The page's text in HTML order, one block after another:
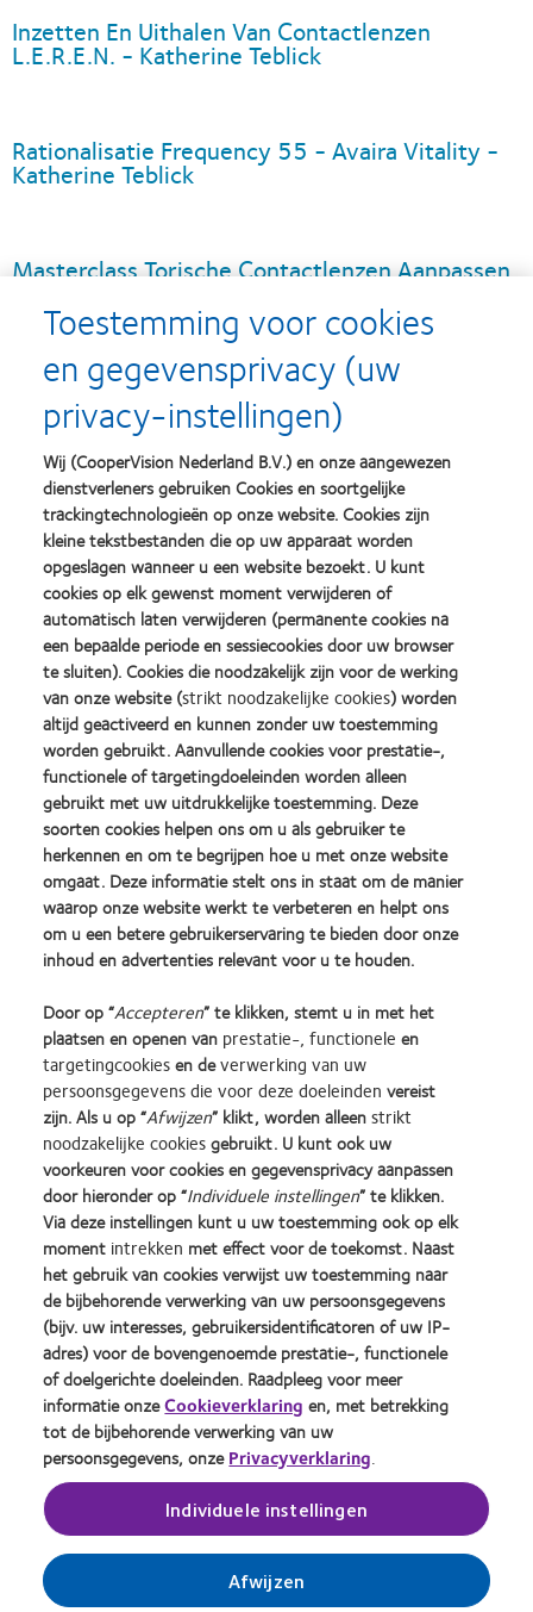
Inzetten En Uithalen Van Contactlenzen
L.E.R.E.N. - Katherine Teblick
Rationalisatie Frequency 55 - Avaira Vitality -
Katherine Teblick
Masterclass Torische Contactlenzen Aanpassen
ECP Perceptions On 1 Day SiHy - Floortje
Fischer de Brabander
Vragen over een webinar?
Stel ze aan de presentatoren zelf!
Geef hier uw e-mail in
Ik heb een vraag voor
type hier uw vraag
Learn
more
about
Silmo
d’Or
product
award
met
MyDay™
(2013)
Learn
more
about
Contact
Lens
Product
of
the
Year
(2013)
Learn
more
about
2012
&
2010
Best
Companies
for
Leaders
(2012)
Learn
more
about
2011
Best
Factory
Awards
(2011)
Learn
more
about
ODMA
2011
(2011)
Learn
more
about
2012
REBRAND
100®
Global
Award
(2012)
Learn
more
about
BCLA
Industry
Award
Winner
Onze producten
Contact
Privacybeleid
Cookie beleid
Servicevoorwaarden
Beleid ten aanzien van
opmerkingen
Site voor consumenten
Toestemmingsvoorkeuren
beheren
Inloggen
Nederland (Netherlands)
Toestemming voor cookies
en gegevensprivacy (uw
privacy-instellingen)
Wij (CooperVision Nederland B.V.) en onze aangewezen
dienstverleners gebruiken Cookies en soortgelijke
trackingtechnologieën op onze website. Cookies zijn
kleine tekstbestanden die op uw apparaat worden
opgeslagen wanneer u een website bezoekt. U kunt
cookies op elk gewenst moment verwijderen of
automatisch laten verwijderen (permanente cookies na
een bepaalde periode en sessiecookies door uw browser
te sluiten). Cookies die noodzakelijk zijn voor de werking
van onze website (strikt noodzakelijke cookies) worden
altijd geactiveerd en kunnen zonder uw toestemming
worden gebruikt. Aanvullende cookies voor prestatie-,
functionele of targetingdoeleinden worden alleen
gebruikt met uw uitdrukkelijke toestemming. Deze
soorten cookies helpen ons om u als gebruiker te
herkennen en om te begrijpen hoe u met onze website
omgaat. Deze informatie stelt ons in staat om de manier
waarop onze website werkt te verbeteren en helpt ons
om u een betere gebruikerservaring te bieden door onze
inhoud en advertenties relevant voor u te houden.
Door op “Accepteren” te klikken, stemt u in met het
plaatsen en openen van prestatie-, functionele en
targetingcookiesen deverwerking van uw
persoonsgegevens die voor deze doeleinden vereist
zijn. Als u op “Afwijzen” klikt, worden alleenstrikt
noodzakelijke cookiesgebruikt. U kunt ook uw
voorkeuren voor cookies en gegevensprivacy aanpassen
door hieronder op “Individuele instellingen” te klikken.
Via deze instellingen kunt u uw toestemming ook op elk
moment intrekken met effect voor de toekomst. Naast
het gebruik van cookies verwijst uw toestemming naar
de bijbehorende verwerking van uw persoonsgegevens
(bijv. uw interesses, gebruikersidentificatoren of uw IP-
adres) voor de bovengenoemde prestatie-, functionele
of doelgerichte doeleinden. Raadpleeg voor meer
informatie onzeCookieverklaring en, met betrekking
tot de bijbehorende verwerking van uw
persoonsgegevens, onzePrivacyverklaring.
Individuele instellingen
Afwijzen